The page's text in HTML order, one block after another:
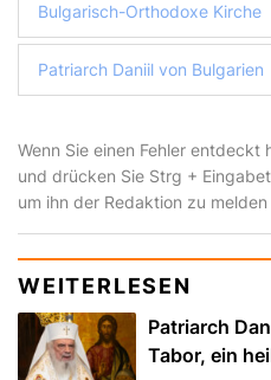
Bulgarisch-Orthodoxe Kirche
Patriarch Daniil von Bulgarien
Wenn Sie einen Fehler entdeckt
und drücken Sie Strg +
um ihn der Redaktion zu melden
WEITERLESEN
Patriarch
Tabor, ein